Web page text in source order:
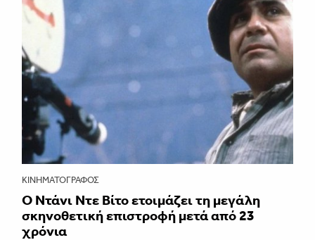
ΚΙΝΗΜΑΤΟΓΡΆΦΟΣ
Ο Ντάνι Ντε Βίτο ετοιμάζει τη μεγάλη
σκηνοθετική επιστροφή μετά από 23
χρόνια